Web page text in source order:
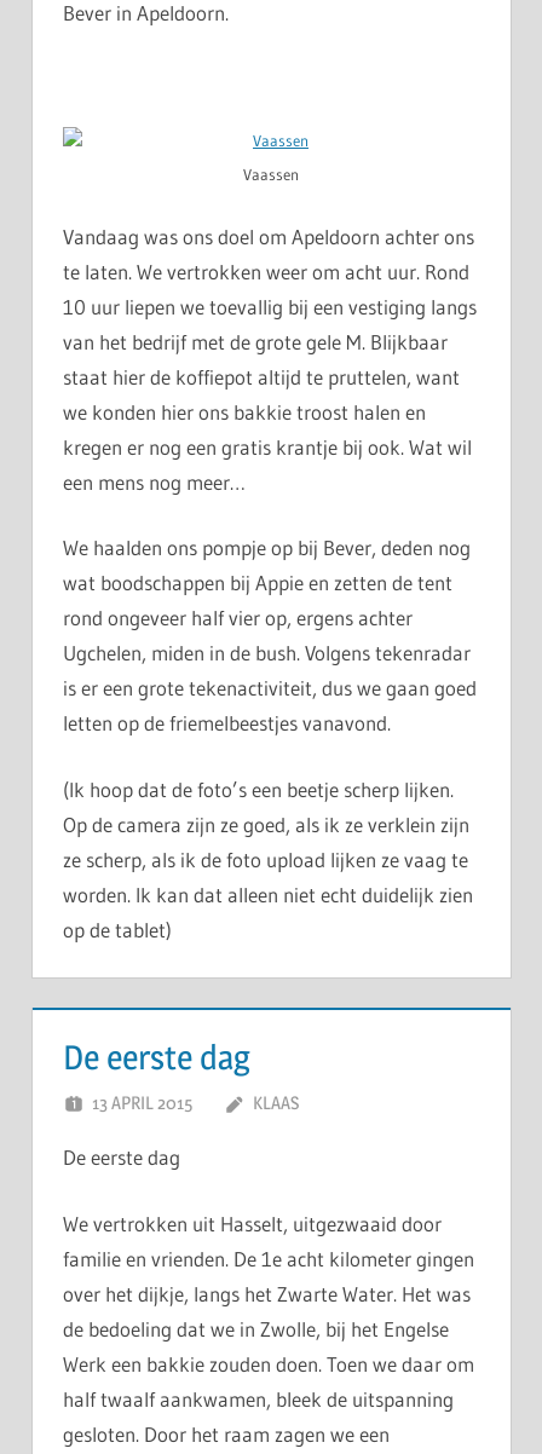
Bever in Apeldoorn.
Vaassen
Vandaag was ons doel om Apeldoorn achter ons
te laten. We vertrokken weer om acht uur. Rond
10 uur liepen we toevallig bij een vestiging langs
van het bedrijf met de grote gele M. Blijkbaar
staat hier de koffiepot altijd te pruttelen, want
we konden hier ons bakkie troost halen en
kregen er nog een gratis krantje bij ook. Wat wil
een mens nog meer…
We haalden ons pompje op bij Bever, deden nog
wat boodschappen bij Appie en zetten de tent
rond ongeveer half vier op, ergens achter
Ugchelen, miden in de bush. Volgens tekenradar
is er een grote tekenactiviteit, dus we gaan goed
letten op de friemelbeestjes vanavond.
(Ik hoop dat de foto’s een beetje scherp lijken.
Op de camera zijn ze goed, als ik ze verklein zijn
ze scherp, als ik de foto upload lijken ze vaag te
worden. Ik kan dat alleen niet echt duidelijk zien
op de tablet)
De eerste dag
13 APRIL 2015 KLAAS
De eerste dag
We vertrokken uit Hasselt, uitgezwaaid door
familie en vrienden. De 1e acht kilometer gingen
over het dijkje, langs het Zwarte Water. Het was
de bedoeling dat we in Zwolle, bij het Engelse
Werk een bakkie zouden doen. Toen we daar om
half twaalf aankwamen, bleek de uitspanning
gesloten. Door het raam zagen we een